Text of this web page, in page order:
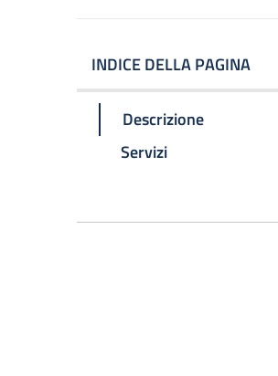
INDICE DELLA PAGINA
Descrizione
Servizi